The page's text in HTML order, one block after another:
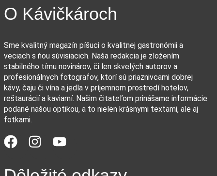
O Kávičkároch
Sme kvalitný magazín píšuci o kvalitnej gastronómii a
veciach s ňou súvisiacich. Naša redakcia je zložením
stabilného tímu novinárov, či len skvelých autorov a
profesionálnych fotografov, ktorí sú priaznivcami dobrej
kávy, čaju či vína a jedla v príjemnom prostredí hotelov,
reštaurácií a kaviarní. Našim čitateľom prinášame informácie
podané našou optikou, a to nielen krásnymi textami, ale aj
fotkami.